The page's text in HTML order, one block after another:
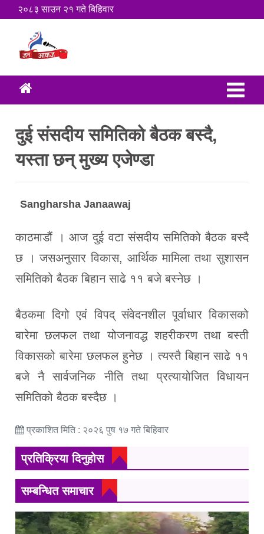
२०८३ साउन २१ गते बिहिवार
दुई संसदीय समितिको बैठक बस्दै,
यस्ता छन् मुख्य एजेण्डा
Sangharsha Janaawaj
काठमाडौं । आज दुई वटा संसदीय समितिको बैठक बस्दै
छ । जसअनुसार विकास, आर्थिक मामिला तथा सुशासन
समितिको बैठक बिहान साढे ११ बजे बस्नेछ ।
बैठकमा दिगो एवं विपद् संवेदनशील पूर्वाधार विकासको
बारेमा छलफल तथा योजनावद्ध शहरीकरण तथा बस्ती
विकासको बारेमा छलफल हुनेछ । त्यस्तै बिहान साढे ११
बजे नै सार्वजनिक नीति तथा प्रत्यायोजित विधायन
समितिको बैठक बस्दैछ ।
प्रकाशित मिति : २०२६ पुष १७ गते बिहिवार
प्रतिक्रिया दिनुहोस
सम्बन्धित समाचार